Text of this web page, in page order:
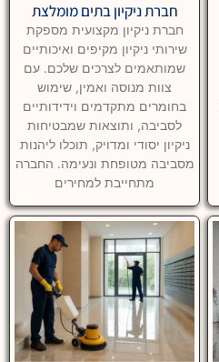
חברת ניקיון בתים מומלצת
חברת ניקיון מקצועית מספקת
שירותי ניקיון מקיפים ואיכותיים
שמותאמים לצרכים שלכם. עם
צוות מנוסה ואמין, שימוש
בחומרים מתקדמים וידידותיים
לסביבה, ותוצאות שמבטיחות
ניקיון יסודי ומדויק, תוכלו ליהנות
מסביבה מטופחת ונעימה. החברה
מתחייבת למחירים